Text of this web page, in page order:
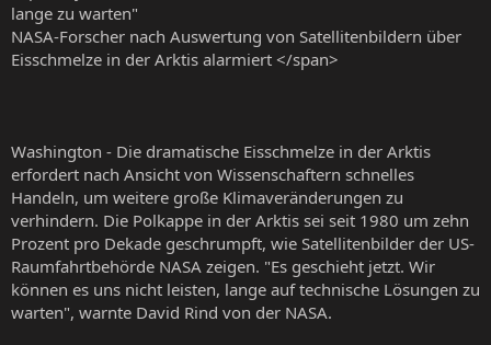
lange zu warten"
NASA-Forscher nach Auswertung von Satellitenbildern über
Eisschmelze in der Arktis alarmiert </span>
Washington - Die dramatische Eisschmelze in der Arktis
erfordert nach Ansicht von Wissenschaftern schnelles
Handeln, um weitere große Klimaveränderungen zu
verhindern. Die Polkappe in der Arktis sei seit 1980 um zehn
Prozent pro Dekade geschrumpft, wie Satellitenbilder der US-
Raumfahrtbehörde NASA zeigen. "Es geschieht jetzt. Wir
können es uns nicht leisten, lange auf technische Lösungen zu
warten", warnte David Rind von der NASA.